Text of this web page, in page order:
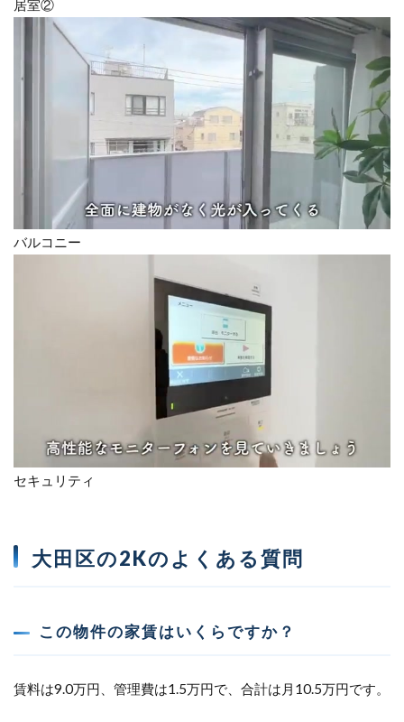
居室②
バルコニー
セキュリティ
大田区の2Kのよくある質問
この物件の家賃はいくらですか？
賃料は9.0万円、管理費は1.5万円で、合計は月10.5万円です。